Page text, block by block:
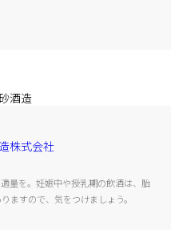
量を。妊娠中や授乳期の飲酒は、胎
ますので、気をつけましょう。